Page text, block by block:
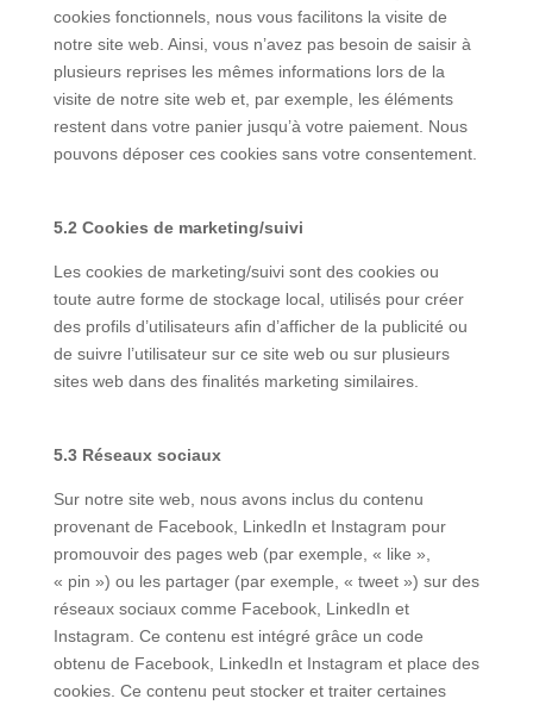
cookies fonctionnels, nous vous facilitons la visite de
notre site web. Ainsi, vous n’avez pas besoin de saisir à
plusieurs reprises les mêmes informations lors de la
visite de notre site web et, par exemple, les éléments
restent dans votre panier jusqu’à votre paiement. Nous
pouvons déposer ces cookies sans votre consentement.
5.2 Cookies de marketing/suivi
Les cookies de marketing/suivi sont des cookies ou
toute autre forme de stockage local, utilisés pour créer
des profils d’utilisateurs afin d’afficher de la publicité ou
de suivre l’utilisateur sur ce site web ou sur plusieurs
sites web dans des finalités marketing similaires.
5.3 Réseaux sociaux
Sur notre site web, nous avons inclus du contenu
provenant de Facebook, LinkedIn et Instagram pour
promouvoir des pages web (par exemple, « like »,
« pin ») ou les partager (par exemple, « tweet ») sur des
réseaux sociaux comme Facebook, LinkedIn et
Instagram. Ce contenu est intégré grâce un code
obtenu de Facebook, LinkedIn et Instagram et place des
cookies. Ce contenu peut stocker et traiter certaines